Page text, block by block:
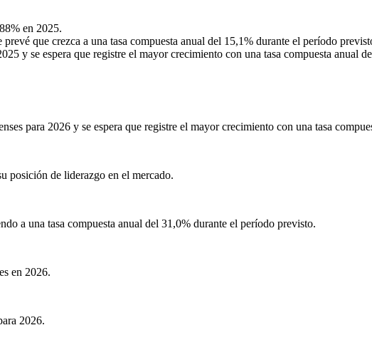
en 2025.
que crezca a una tasa compuesta anual del 15,1% durante el período
y se espera que registre el mayor crecimiento con una tasa compuesta anual
para 2026 y se espera que registre el mayor crecimiento con una tasa
posición de liderazgo en el mercado.
a una tasa compuesta anual del 31,0% durante el período previsto.
en 2026.
2026.